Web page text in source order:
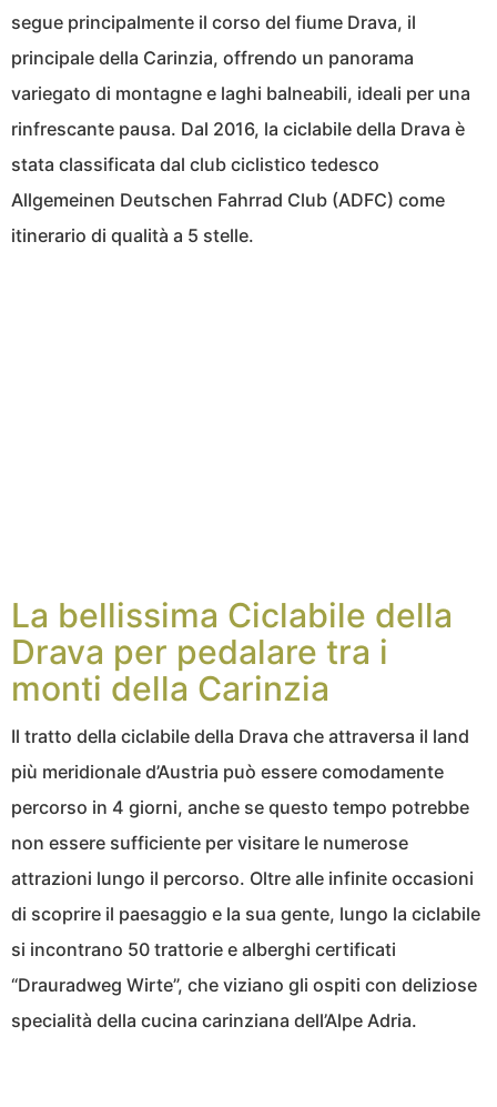
segue principalmente il corso del fiume Drava, il
principale della Carinzia, offrendo un panorama
variegato di montagne e laghi balneabili, ideali per una
rinfrescante pausa. Dal 2016, la ciclabile della Drava è
stata classificata dal club ciclistico tedesco
Allgemeinen Deutschen Fahrrad Club (ADFC) come
itinerario di qualità a 5 stelle.
La bellissima Ciclabile della
Drava per pedalare tra i
monti della Carinzia
Il tratto della ciclabile della Drava che attraversa il land
più meridionale d’Austria può essere comodamente
percorso in 4 giorni, anche se questo tempo potrebbe
non essere sufficiente per visitare le numerose
attrazioni lungo il percorso. Oltre alle infinite occasioni
di scoprire il paesaggio e la sua gente, lungo la ciclabile
si incontrano 50 trattorie e alberghi certificati
“Drauradweg Wirte”, che viziano gli ospiti con deliziose
specialità della cucina carinziana dell’Alpe Adria.